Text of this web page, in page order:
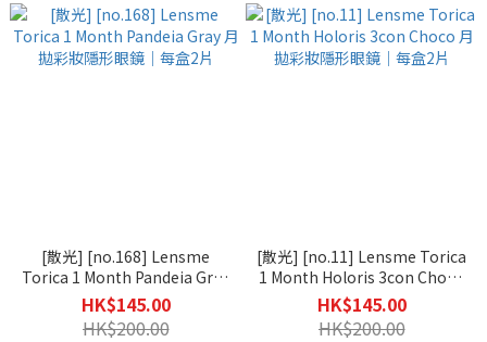
[散光] [no.168] Lensme
Torica 1 Month Pandeia Gray
月拋彩妝隱形眼鏡｜每盒2片
HK$145.00
HK$200.00
[散光] [no.11] Lensme Torica
1 Month Holoris 3con Choco
月拋彩妝隱形眼鏡｜每盒2片
HK$145.00
HK$200.00